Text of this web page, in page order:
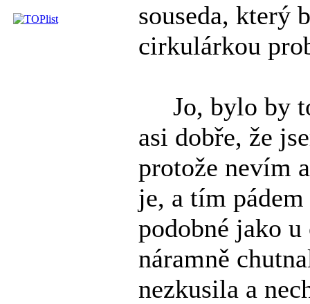
souseda, který
cirkulárkou
Jo, bylo by to
asi dobře, že
protože nevím
je, a tím
podobné jako
náramně
nezkusila a